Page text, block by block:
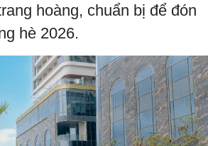
hoàng, chuẩn bị để đón
hè 2026.